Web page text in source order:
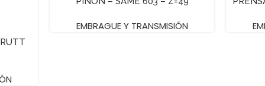
EMBRAGUE Y TRANSMISIÓN